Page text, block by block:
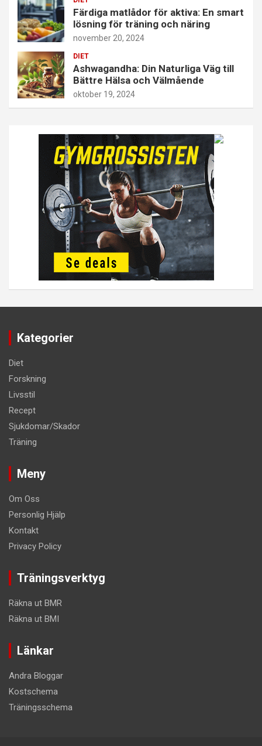
Färdiga matlådor för aktiva: En smart
lösning för träning och näring
november 20, 2024
DIET
Ashwagandha: Din Naturliga Väg till
Bättre Hälsa och Välmående
oktober 19, 2024
Kategorier
Diet
Forskning
Livsstil
Recept
Sjukdomar/Skador
Träning
Meny
Om Oss
Personlig Hjälp
Kontakt
Privacy Policy
Träningsverktyg
Räkna ut BMR
Räkna ut BMI
Länkar
Andra Bloggar
Kostschema
Träningsschema